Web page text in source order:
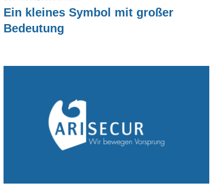
Ein kleines Symbol mit großer
Bedeutung